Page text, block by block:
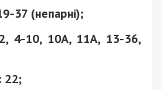
37 (непарні);
4-10, 10А, 11А, 13-36,
22;